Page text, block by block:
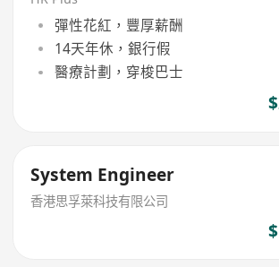
彈性花紅，豐厚薪酬
14天年休，銀行假
醫療計劃，穿梭巴士
System Engineer
香港思孚萊科技有限公司